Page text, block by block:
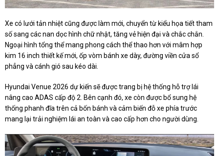
Xe có lưới tản nhiệt cũng được làm mới, chuyển từ kiểu họa tiết tham
số sang các nan dọc hình chữ nhật, tăng vẻ hiện đại và chắc chắn.
Ngoại hình tổng thể mang phong cách thể thao hơn với mâm hợp
kim 16 inch thiết kế mới, ốp vòm bánh xe dày, đường viền cửa sổ
phẳng và cánh gió sau kéo dài.
Hyundai Venue 2026 dự kiến sẽ được trang bị hệ thống hỗ trợ lái
nâng cao ADAS cấp độ 2. Bên cạnh đó, xe còn được bổ sung hệ
thống phanh đĩa trên cả bốn bánh và cảm biến đỗ xe phía trước
mang lại trải nghiệm lái an toàn và cao cấp hơn cho người dùng.